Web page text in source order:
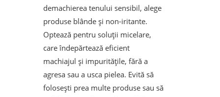
demachierea tenului sensibil, alege
produse blânde și non-iritante.
Optează pentru soluții micelare,
care îndepărtează eficient
machiajul și impuritățile, fără a
agresa sau a usca pielea. Evită să
folosești prea multe produse sau să